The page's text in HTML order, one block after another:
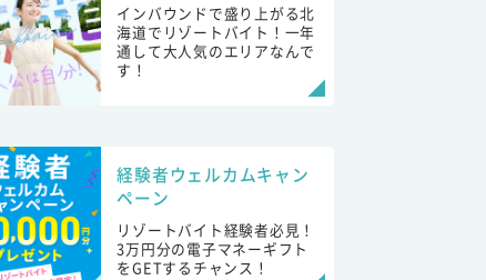
インバウンドで盛り上がる北
海道でリゾートバイト！一年
通して大人気のエリアなんで
す！
経験者ウェルカムキャン
ペーン
リゾートバイト経験者必見！
3万円分の電子マネーギフト
をGETするチャンス！